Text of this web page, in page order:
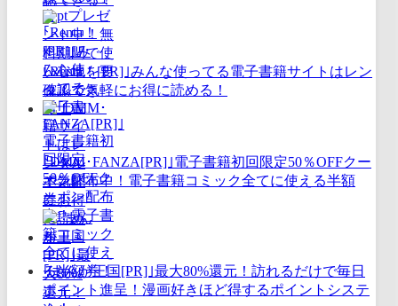
｢Renta！[PR]｣みんな使ってる電子書籍サイトはレン
タルで気軽にお得に読める！
｢DMM･FANZA[PR]｣電子書籍初回限定50％OFFクー
ポン配布中！電子書籍コミック全てに使える半額
券！
｢まんが王国[PR]｣最大80%還元！訪れるだけで毎日
ポイント進呈！漫画好きほど得するポイントシステ